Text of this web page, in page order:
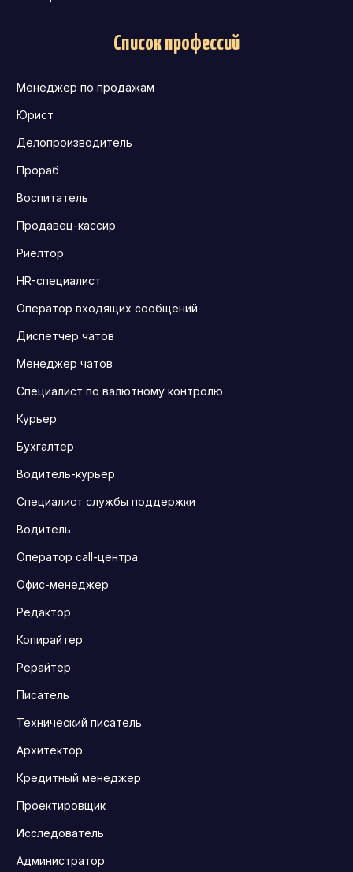
Список профессий
Менеджер по продажам
Юрист
Делопроизводитель
Прораб
Воспитатель
Продавец-кассир
Риелтор
HR-специалист
Оператор входящих сообщений
Диспетчер чатов
Менеджер чатов
Специалист по валютному контролю
Курьер
Бухгалтер
Водитель-курьер
Специалист службы поддержки
Водитель
Оператор call-центра
Офис-менеджер
Редактор
Копирайтер
Рерайтер
Писатель
Технический писатель
Архитектор
Кредитный менеджер
Проектировщик
Исследователь
Администратор